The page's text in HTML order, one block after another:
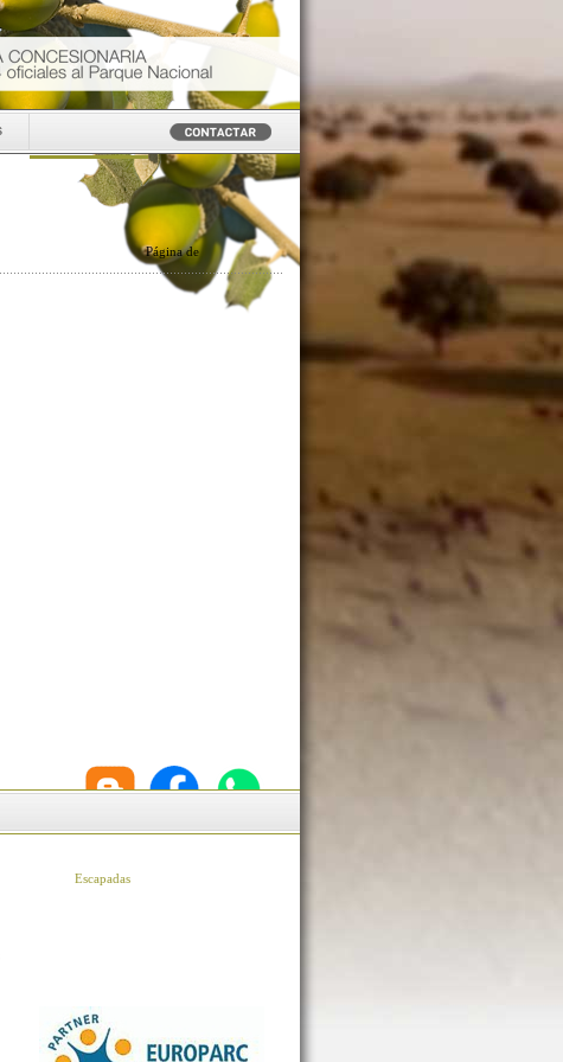
Páginade
Escapadas